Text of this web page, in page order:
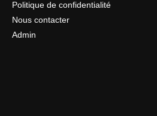
Politique de confidentialité
Nous contacter
Admin